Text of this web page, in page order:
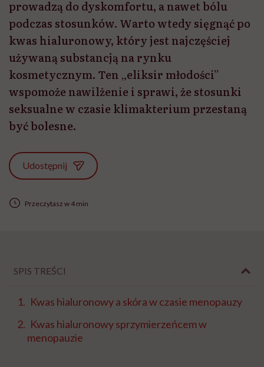
prowadzą do dyskomfortu, a nawet bólu
podczas stosunków. Warto wtedy sięgnąć po
kwas hialuronowy, który jest najczęściej
używaną substancją na rynku
kosmetycznym. Ten „eliksir młodości”
wspomoże nawilżenie i sprawi, że stosunki
seksualne w czasie klimakterium przestaną
być bolesne.
Udostępnij
Przeczytasz w 4 min
SPIS TREŚCI
Kwas hialuronowy a skóra w czasie menopauzy
Kwas hialuronowy sprzymierzeńcem w
menopauzie